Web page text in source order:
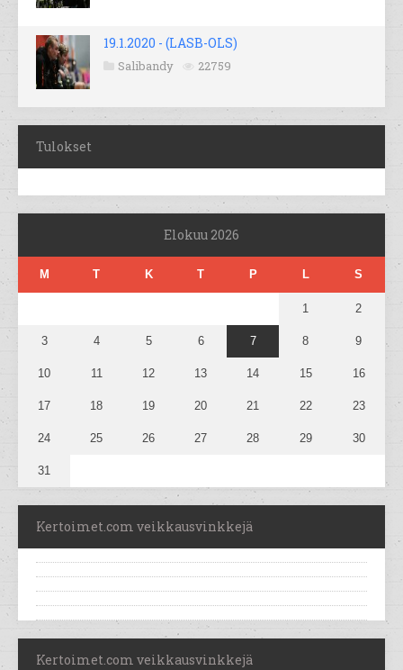
19.1.2020 - (LASB-OLS)
Salibandy 22759
Tulokset
Elokuu 2026
M T K T P L S
1 2
3 4 5 6 7 8 9
10 11 12 13 14 15 16
17 18 19 20 21 22 23
24 25 26 27 28 29 30
31
Kertoimet.com veikkausvinkkejä
Kertoimet.com veikkausvinkkejä